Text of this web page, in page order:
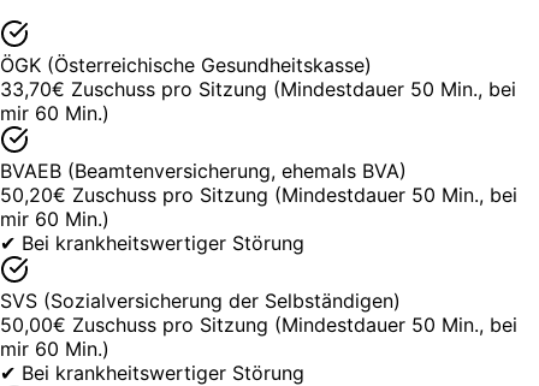
ÖGK (Österreichische Gesundheitskasse)
33,70€ Zuschuss pro Sitzung (Mindestdauer 50 Min., bei
mir 60 Min.)
BVAEB (Beamtenversicherung, ehemals BVA)
50,20€ Zuschuss pro Sitzung (Mindestdauer 50 Min., bei
mir 60 Min.)
✔ Bei krankheitswertiger Störung
SVS (Sozialversicherung der Selbständigen)
50,00€ Zuschuss pro Sitzung (Mindestdauer 50 Min., bei
mir 60 Min.)
✔ Bei krankheitswertiger Störung